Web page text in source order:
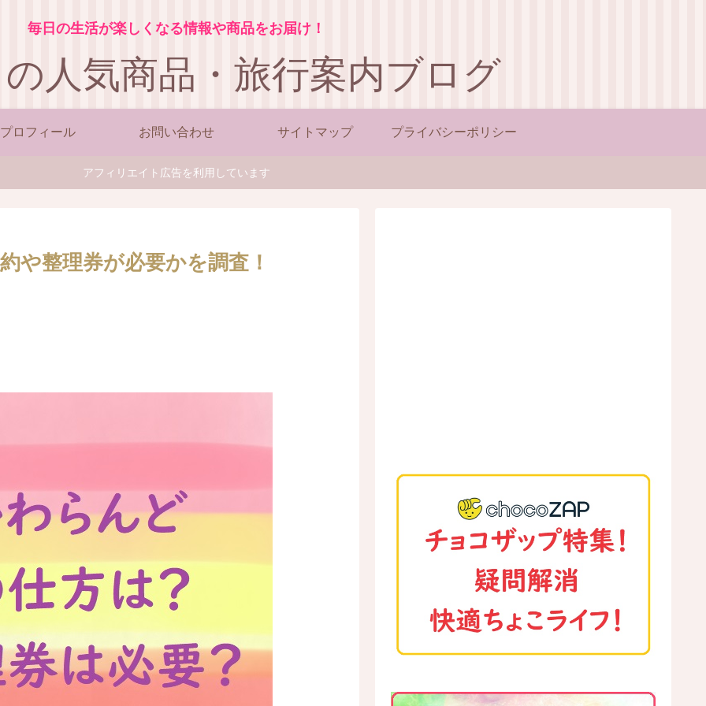
毎日の生活が楽しくなる情報や商品をお届け！
人気商品・旅行案内ブログ
プロフィール お問い合わせ サイトマップ プライバシーポリシー
アフィリエイト広告を利用しています
や整理券が必要かを調査！